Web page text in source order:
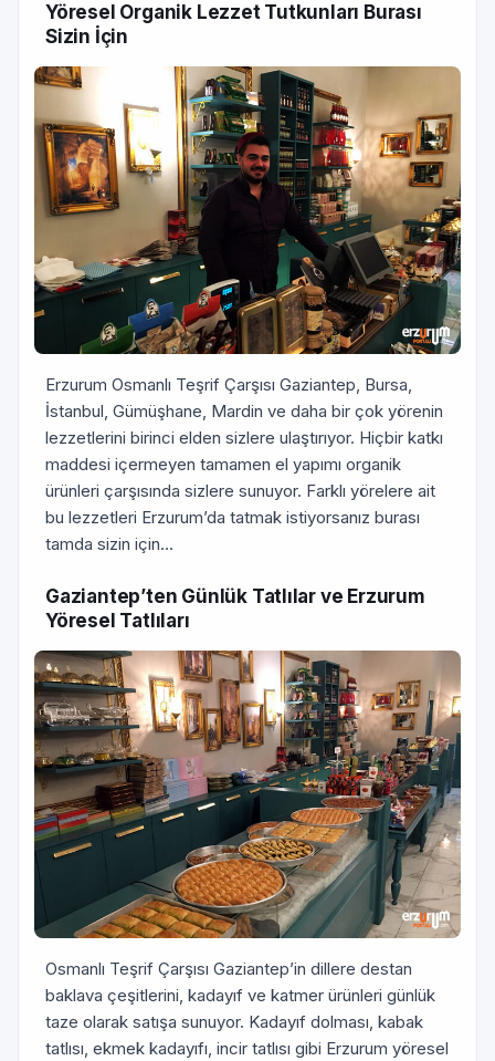
Yöresel Organik Lezzet Tutkunları Burası
Sizin İçin
Erzurum Osmanlı Teşrif Çarşısı Gaziantep, Bursa,
İstanbul, Gümüşhane, Mardin ve daha bir çok yörenin
lezzetlerini birinci elden sizlere ulaştırıyor. Hiçbir katkı
maddesi içermeyen tamamen el yapımı organik
ürünleri çarşısında sizlere sunuyor. Farklı yörelere ait
bu lezzetleri Erzurum’da tatmak istiyorsanız burası
tamda sizin için...
Gaziantep’ten Günlük Tatlılar ve Erzurum
Yöresel Tatlıları
Osmanlı Teşrif Çarşısı Gaziantep’in dillere destan
baklava çeşitlerini, kadayıf ve katmer ürünleri günlük
taze olarak satışa sunuyor. Kadayıf dolması, kabak
tatlısı, ekmek kadayıfı, incir tatlısı gibi Erzurum yöresel